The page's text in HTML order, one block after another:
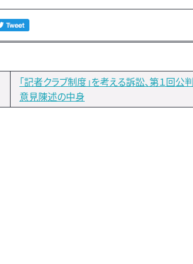
「記者クラブ制度」を考える訴訟、第１回公
意見陳述の中身